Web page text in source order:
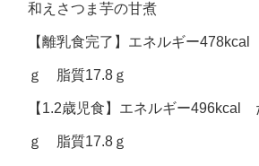
和えさつま芋の甘煮
【離乳食完了】エネルギー
ｇ 脂質17.8ｇ
【1.2歳児食】エネルギー496kcal
ｇ 脂質17.8ｇ